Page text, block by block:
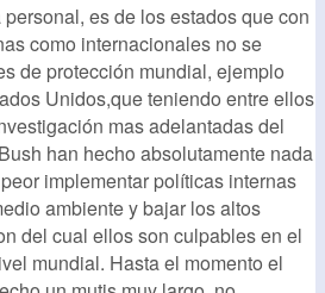
es de los estados que con
como internacionales no se
de protección mundial, ejemplo
Unidos,que teniendo entre ellos
mas adelantadas del
han hecho absolutamente nada
implementar políticas internas
ambiente y bajar los altos
del cual ellos son culpables en el
mundial. Hasta el momento el